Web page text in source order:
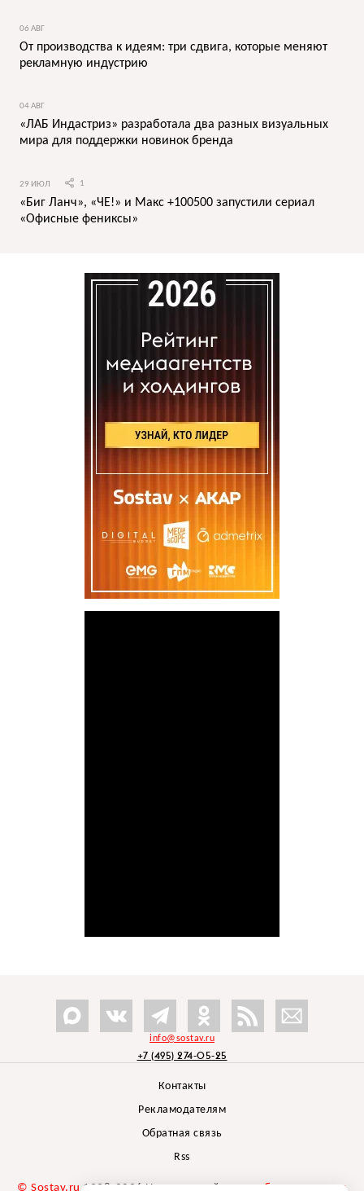
06 АВГ
От производства к идеям: три сдвига, которые меняют
рекламную индустрию
04 АВГ
«ЛАБ Индастриз» разработала два разных визуальных
мира для поддержки новинок бренда
29 ИЮЛ 1
«Биг Ланч», «ЧЕ!» и Макс +100500 запустили сериал
«Офисные фениксы»
info@sostav.ru
+7 (495) 274-05-25
Контакты
Рекламодателям
Обратная связь
Rss
© Sostav.ru 1998-2026 Независимый проектбрендингового